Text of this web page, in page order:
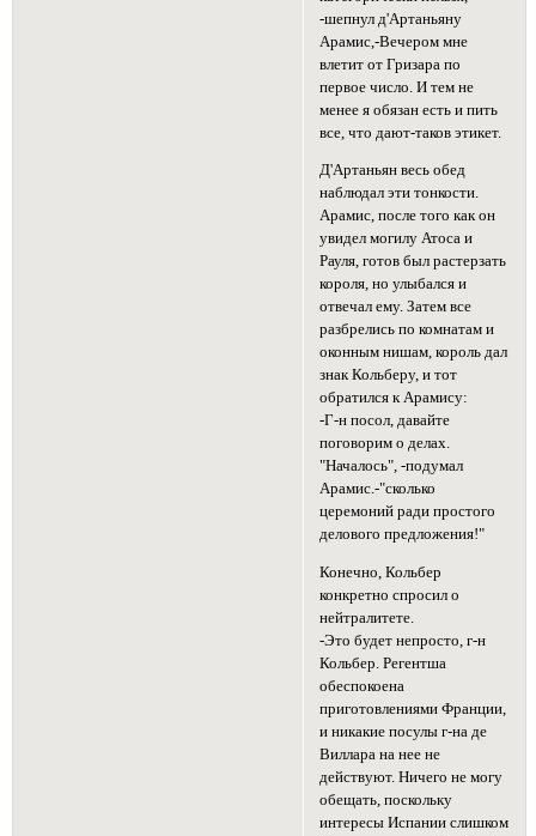
-шепнул д'Артаньяну
Арамис,-Вечером мне
влетит от Гризара по
первое число. И тем не
менее я обязан есть и пить
все, что дают-таков этикет.
Д'Артаньян весь обед
наблюдал эти тонкости.
Арамис, после того как он
увидел могилу Атоса и
Рауля, готов был растерзать
короля, но улыбался и
отвечал ему. Затем все
разбрелись по комнатам и
оконным нишам, король дал
знак Кольберу, и тот
обратился к Арамису:
-Г-н посол, давайте
поговорим о делах.
"Началось", -подумал
Арамис.-"сколько
церемоний ради простого
делового предложения!"
Конечно, Кольбер
конкретно спросил о
нейтралитете.
-Это будет непросто, г-н
Кольбер. Регентша
обеспокоена
приготовлениями Франции,
и никакие посулы г-на де
Виллара на нее не
действуют. Ничего не могу
обещать, поскольку
интересы Испании слишком